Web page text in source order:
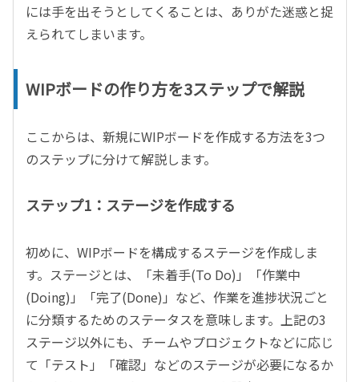
には手を出そうとしてくることは、ありがた迷惑と捉
えられてしまいます。
WIPボードの作り方を3ステップで解説
ここからは、新規にWIPボードを作成する方法を3つ
のステップに分けて解説します。
ステップ1：ステージを作成する
初めに、WIPボードを構成するステージを作成しま
す。ステージとは、「未着手(To Do)」「作業中
(Doing)」「完了(Done)」など、作業を進捗状況ごと
に分類するためのステータスを意味します。上記の3
ステージ以外にも、チームやプロジェクトなどに応じ
て「テスト」「確認」などのステージが必要になるか